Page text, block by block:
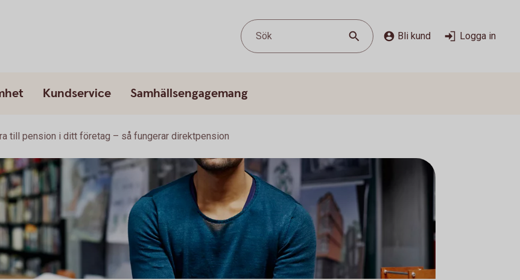
Sök Bli kund Logga in
Kundservice Samhällsengagemang
till pension i ditt företag – så fungerar direktpension